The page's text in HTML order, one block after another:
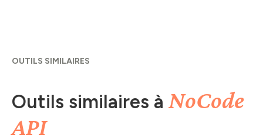
OUTILS SIMILAIRES
Outils similaires à NoCode
API